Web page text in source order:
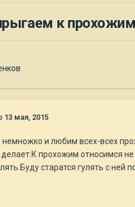
к прохожим
13 мая, 2015
и любим всех-всех
прохожим относимся
старатся гулять с ней